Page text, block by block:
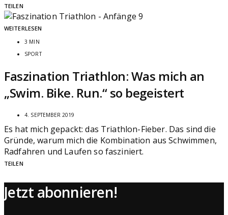
TEILEN
WEITERLESEN
3 MIN
SPORT
Faszination Triathlon: Was mich an
„Swim. Bike. Run.“ so begeistert
4. SEPTEMBER 2019
Es hat mich gepackt: das Triathlon-Fieber. Das sind die
Gründe, warum mich die Kombination aus Schwimmen,
Radfahren und Laufen so fasziniert.
TEILEN
Jetzt abonnieren!